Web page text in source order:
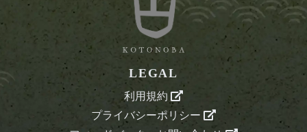
LEGAL
利用規約
プライバシーポリシー